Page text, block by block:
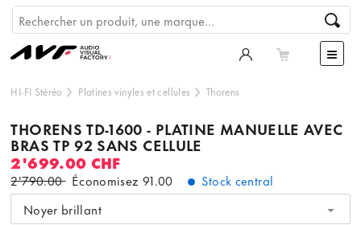
HI-FI Stéréo Platines vinyles et cellules Thorens
THORENS TD-1600 - PLATINE MANUELLE AVEC
BRAS TP 92 SANS CELLULE
2'699.00 CHF
2'790.00 Économisez 91.00
Stock central
Noyer brillant